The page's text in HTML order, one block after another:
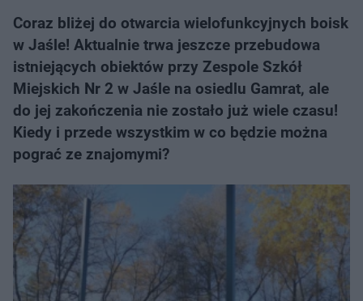
Coraz bliżej do otwarcia wielofunkcyjnych boisk
w Jaśle! Aktualnie trwa jeszcze przebudowa
istniejących obiektów przy Zespole Szkół
Miejskich Nr 2 w Jaśle na osiedlu Gamrat, ale
do jej zakończenia nie zostało już wiele czasu!
Kiedy i przede wszystkim w co będzie można
pograć ze znajomymi?